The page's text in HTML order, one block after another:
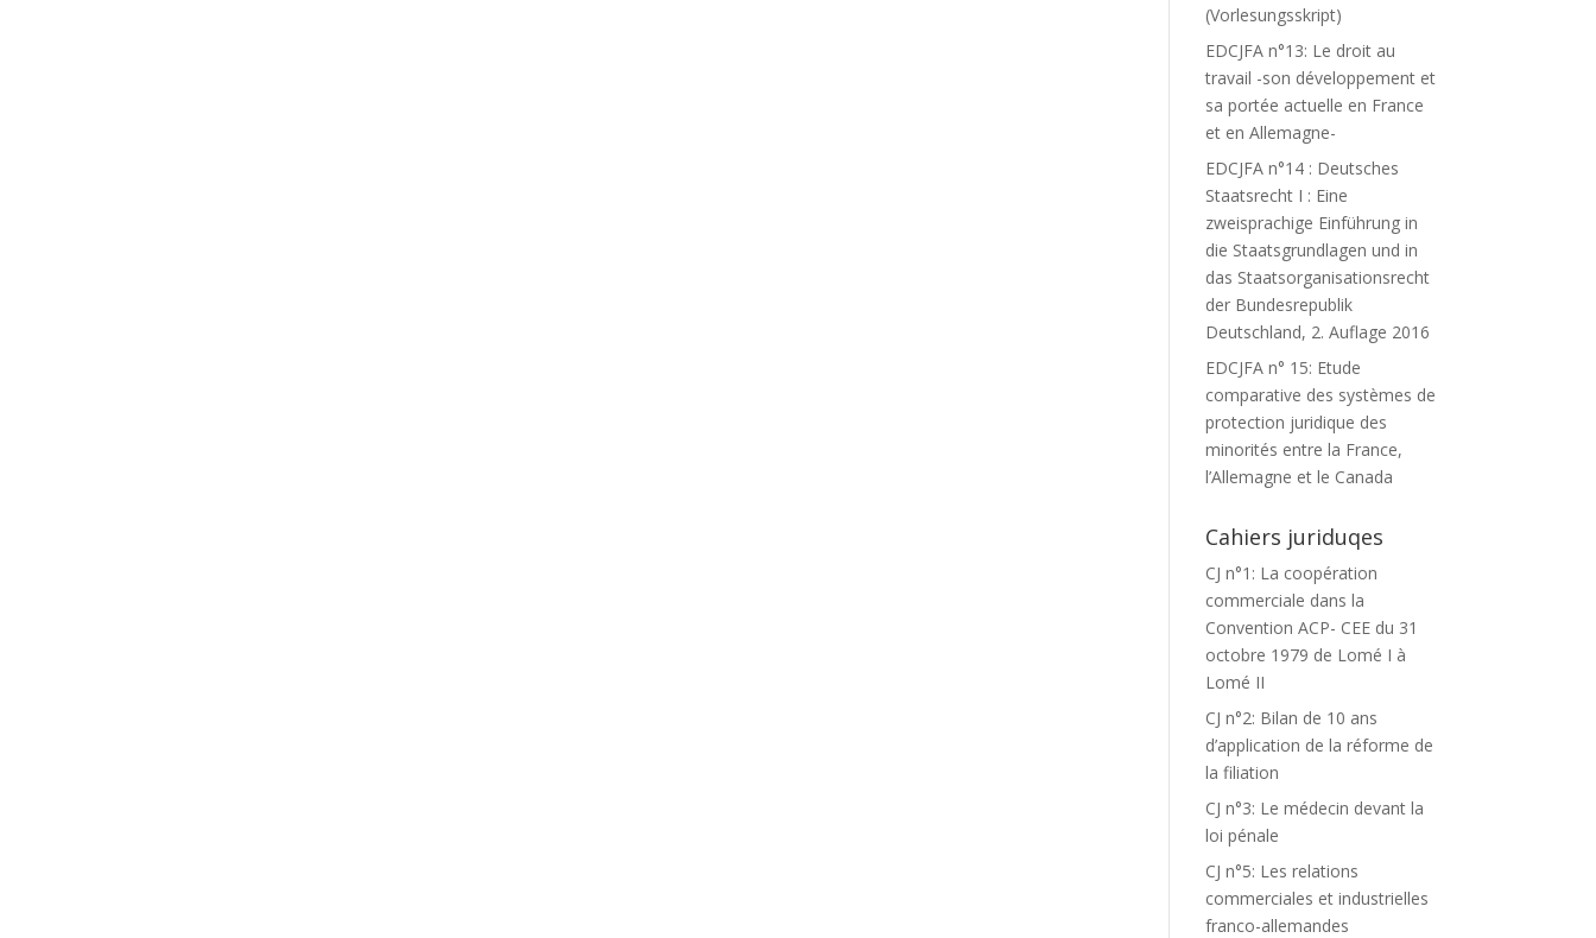
(Vorlesungsskript)
EDCJFA n°13: Le droit au
travail -son développement et
sa portée actuelle en France
et en Allemagne-
EDCJFA n°14 : Deutsches
Staatsrecht I : Eine
zweisprachige Einführung in
die Staatsgrundlagen und in
das Staatsorganisationsrecht
der Bundesrepublik
Deutschland, 2. Auflage 2016
EDCJFA n° 15: Etude
comparative des systèmes de
protection juridique des
minorités entre la France,
l’Allemagne et le Canada
Cahiers juriduqes
CJ n°1: La coopération
commerciale dans la
Convention ACP- CEE du 31
octobre 1979 de Lomé I à
Lomé II
CJ n°2: Bilan de 10 ans
d’application de la réforme de
la filiation
CJ n°3: Le médecin devant la
loi pénale
CJ n°5: Les relations
commerciales et industrielles
franco-allemandes